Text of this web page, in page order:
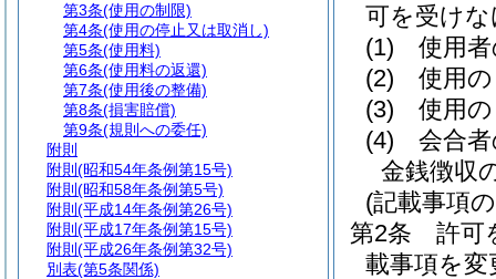
可を受け
(1)
使用
(2)
使用
(3)
使用
(4)
会合
金銭徴収
(記載事項
第2条
許可
載事項を
第3条(使用の制限)
第4条(使用の停止又は取消し)
第5条(使用料)
第6条(使用料の返還)
第7条(使用後の整備)
第8条(損害賠償)
第9条(規則への委任)
附則
附則 (昭和54年条例第15号)
附則 (昭和58年条例第5号)
附則 (平成14年条例第26号)
附則 (平成17年条例第15号)
附則 (平成26年条例第32号)
別表(第5条関係)